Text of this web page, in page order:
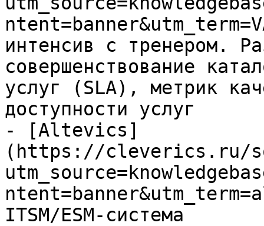
интенсив с тренером.
совершенствование
услуг (SLA), метрик
доступности услуг
- [Altevics]
(https://cleverics.ru/
ITSM/ESM-система